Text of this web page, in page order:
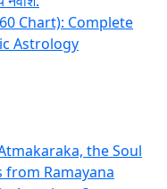
Chart): Complete
Astrology
the Soul
from Ramayana